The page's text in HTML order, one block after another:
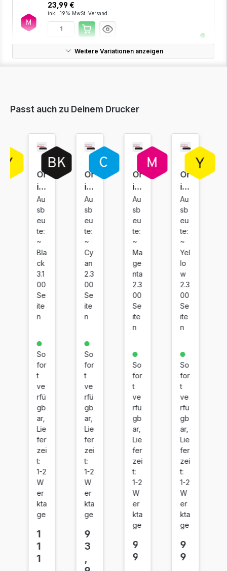
23,99 €
inkl. 19% MwSt. Versand
23,99 €
72,23 €
Weitere Variationen anzeigen
Passt auch zu Deinem Drucker
Or
igi
na
l
To
ne
r
C
an
on
C
R
G
54
H
Bl
k
Au
sb
eu
te:
~
Bla
ck
3.1
00
Se
ite
n
So
for
t
ve
rfü
gb
ar,
Lie
fer
zei
t:
1-2
W
er
kta
ge
1
1
1
Or
igi
na
l
To
ne
r
C
an
on
C
R
G
54
H
C
n
Au
sb
eu
te:
~
Cy
an
2.3
00
Se
ite
n
So
for
t
ve
rfü
gb
ar,
Lie
fer
zei
t:
1-2
W
er
kta
ge
9
3
,
Or
igi
na
l
To
ne
r
C
an
on
C
R
G
0
H
M
ag
en
ta
Au
sb
eu
te:
~
Ma
ge
nta
2.3
00
Se
ite
n
So
for
t
ve
rfü
gb
ar,
Lie
fer
zei
t:
1-2
W
er
kta
ge
9
9
Or
igi
na
l
To
ne
r
C
an
on
C
R
G
0
H
Ye
llo
w
Au
sb
eu
te:
~
Yel
lo
w
2.3
00
Se
ite
n
So
for
t
ve
rfü
gb
ar,
Lie
fer
zei
t:
1-2
W
er
kta
ge
9
9